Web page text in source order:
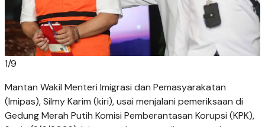
1/9
Mantan Wakil Menteri Imigrasi dan Pemasyarakatan
(Imipas), Silmy Karim (kiri), usai menjalani pemeriksaan di
Gedung Merah Putih Komisi Pemberantasan Korupsi (KPK),